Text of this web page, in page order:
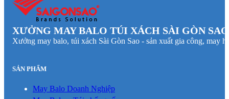
XƯỞNG MAY BALO TÚI XÁCH SÀI GÒN
Xưởng may balo, túi xách Sài Gòn Sao - sản xuất gia công, may
SẢN PHẨM
May Balo Doanh Nghiệp